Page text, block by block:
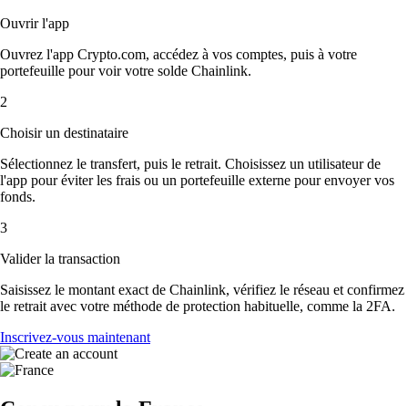
Ouvrir l'app
Ouvrez l'app Crypto.com, accédez à vos comptes, puis à votre
portefeuille pour voir votre solde Chainlink.
2
Choisir un destinataire
Sélectionnez le transfert, puis le retrait. Choisissez un utilisateur de
l'app pour éviter les frais ou un portefeuille externe pour envoyer vos
fonds.
3
Valider la transaction
Saisissez le montant exact de Chainlink, vérifiez le réseau et confirmez
le retrait avec votre méthode de protection habituelle, comme la 2FA.
Inscrivez-vous maintenant